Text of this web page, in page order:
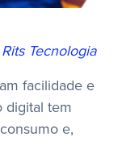
Rits Tecnologia
facilidade e
digital tem
e,